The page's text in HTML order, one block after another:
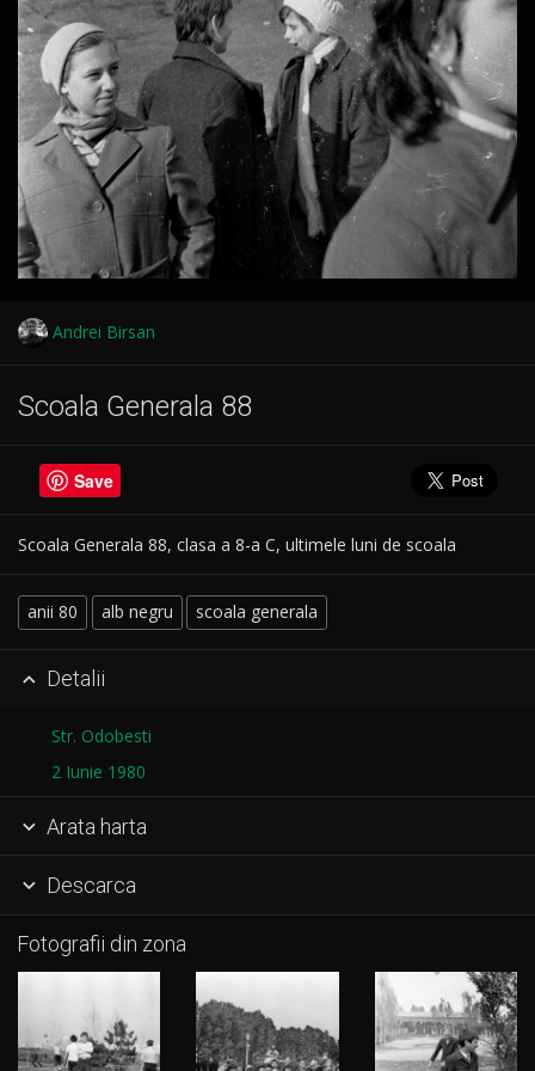
Andrei Birsan
Scoala Generala 88
Save
Scoala Generala 88, clasa a 8-a C, ultimele luni de scoala
anii 80 alb negru scoala generala
 Detalii
Str. Odobesti
2 Iunie 1980
 Arata harta
 Descarca
Fotografii din zona